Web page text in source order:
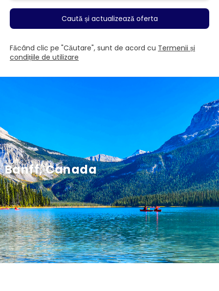
Banff, Canada
Caută și actualizează oferta
Făcând clic pe "Căutare", sunt de acord cu Termenii și
condițiile de utilizare